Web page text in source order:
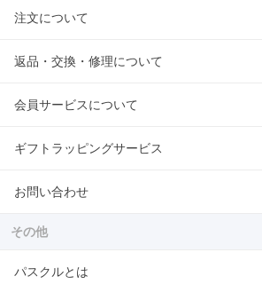
注文について
返品・交換・修理について
会員サービスについて
ギフトラッピングサービス
お問い合わせ
その他
パスクルとは